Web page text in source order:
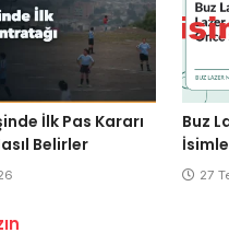
İlk Pas Kararı
Belirler
Buz
27